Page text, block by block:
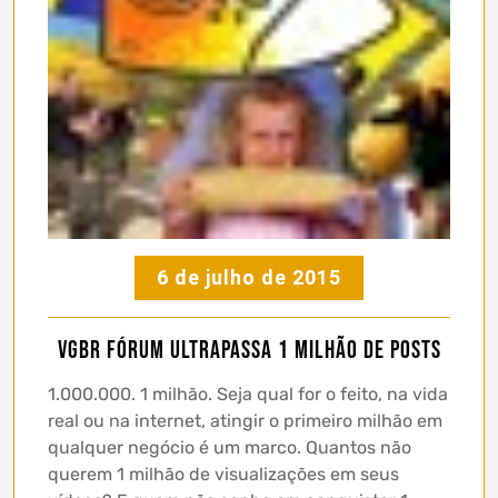
6 de julho de 2015
vgBR Fórum ultrapassa 1 milhão de posts
1.000.000. 1 milhão. Seja qual for o feito, na vida
real ou na internet, atingir o primeiro milhão em
qualquer negócio é um marco. Quantos não
querem 1 milhão de visualizações em seus